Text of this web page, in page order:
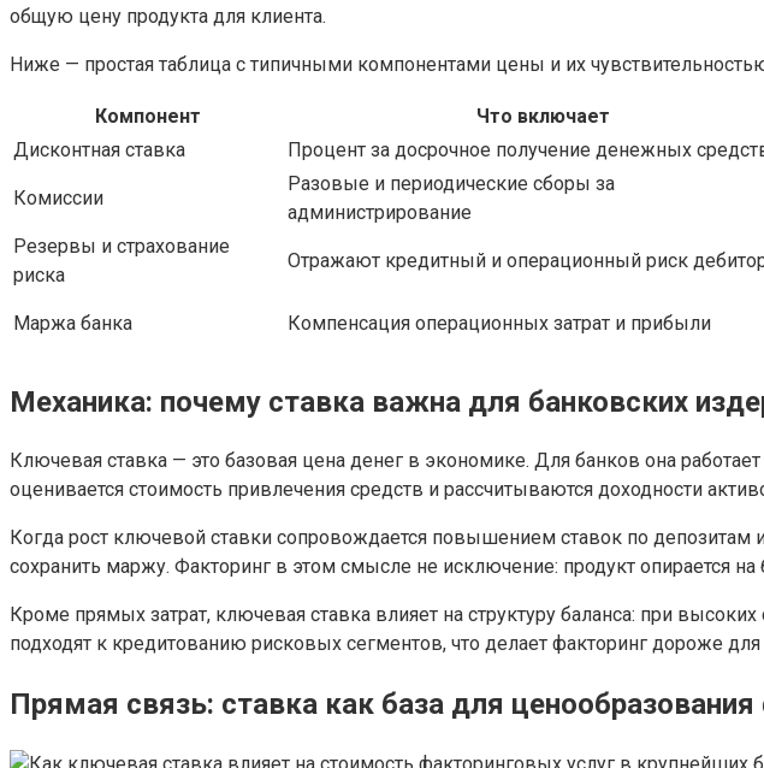
общую цену продукта для клиента.
Ниже — простая таблица с типичными компонентами цены и их
Компонент Что включает
Дисконтная ставка
Процент за досрочное получение денежных
Комиссии
Разовые и периодические сборы за
администрирование
Резервы и страхование
риска
Отражают кредитный и операционный риск
Маржа банка Компенсация операционных затрат и прибыли
Механика: почему ставка важна для банковских
Ключевая ставка — это базовая цена денег в экономике. Для банков она
оценивается стоимость привлечения средств и рассчитываются доходности
Когда рост ключевой ставки сопровождается повышением ставок по
сохранить маржу. Факторинг в этом смысле не исключение: продукт опирается
Кроме прямых затрат, ключевая ставка влияет на структуру баланса: при
подходят к кредитованию рисковых сегментов, что делает факторинг дороже
Прямая связь: ставка как база для ценообразования